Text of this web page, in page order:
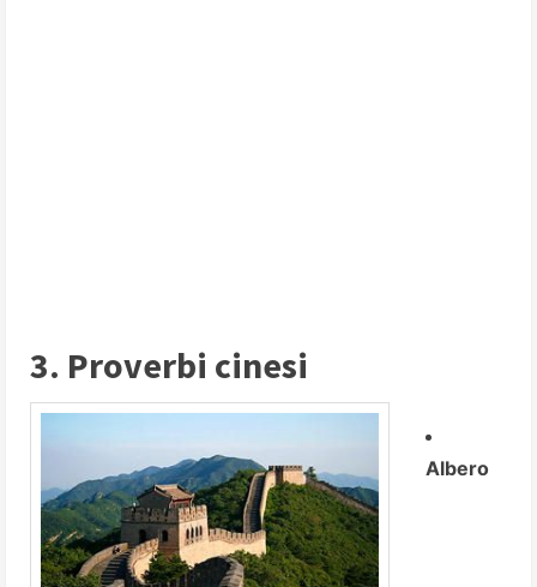
3. Proverbi cinesi
Albero